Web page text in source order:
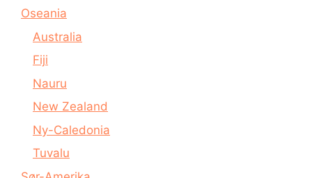
Oseania
Australia
Fiji
Nauru
New Zealand
Ny-Caledonia
Tuvalu